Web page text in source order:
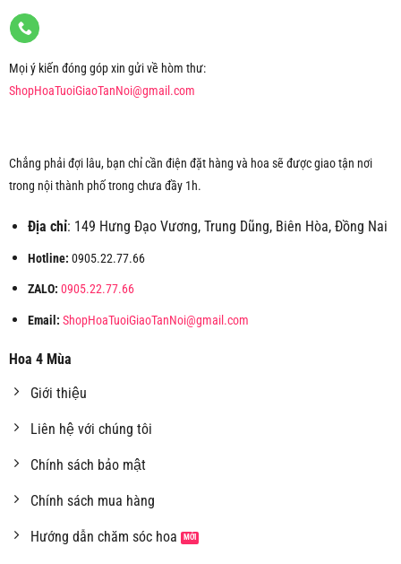
Mọi ý kiến đóng góp xin gửi về hòm thư:
ShopHoaTuoiGiaoTanNoi@gmail.com
Chẳng phải đợi lâu, bạn chỉ cần điện đặt hàng và hoa sẽ được giao tận nơi
trong nội thành phố trong chưa đầy 1h.
Địa chỉ: 149 Hưng Đạo Vương, Trung Dũng, Biên Hòa, Đồng Nai
Hotline: 0905.22.77.66
ZALO: 0905.22.77.66
Email: ShopHoaTuoiGiaoTanNoi@gmail.com
Hoa 4 Mùa
Giới thiệu
Liên hệ với chúng tôi
Chính sách bảo mật
Chính sách mua hàng
Hướng dẫn chăm sóc hoa